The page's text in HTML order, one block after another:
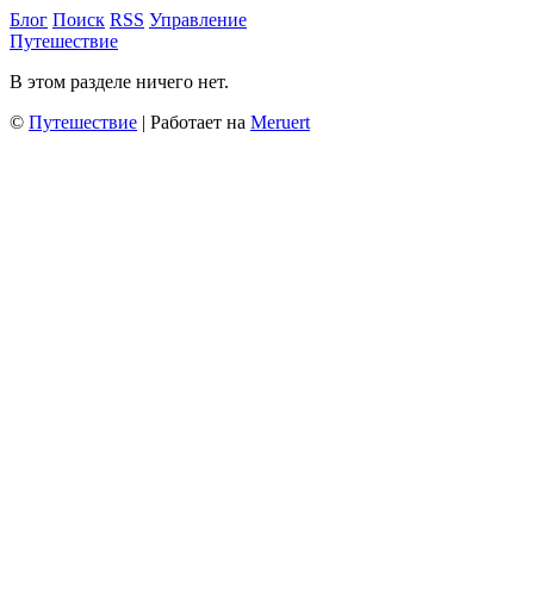
Блог Поиск RSS Управление
Путешествие
В этом разделе ничего нет.
© Путешествие | Работает на Meruert